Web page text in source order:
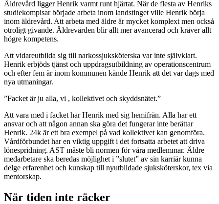
Äldrevård ligger Henrik varmt runt hjärtat. När de flesta av Henriks
studiekompisar började arbeta inom landstinget ville Henrik börja
inom äldrevård. Att arbeta med äldre är mycket komplext men också
otroligt givande. Äldrevården blir allt mer avancerad och kräver allt
högre kompetens.
Att vidareutbilda sig till narkossjuksköterska var inte självklart.
Henrik erbjöds tjänst och uppdragsutbildning av operationscentrum
och efter fem år inom kommunen kände Henrik att det var dags med
nya utmaningar.
”Facket är ju alla, vi , kollektivet och skyddsnätet.”
Att vara med i facket har Henrik med sig hemifrån. Alla har ett
ansvar och att någon annan ska göra det fungerar inte berättar
Henrik. 24k är ett bra exempel på vad kollektivet kan genomföra.
Vårdförbundet har en viktig uppgift i det fortsatta arbetet att driva
lönespridning. AST måste bli normen för våra medlemmar. Äldre
medarbetare ska beredas möjlighet i ”slutet” av sin karriär kunna
delge erfarenhet och kunskap till nyutbildade sjuksköterskor, tex via
mentorskap.
När tiden inte räcker